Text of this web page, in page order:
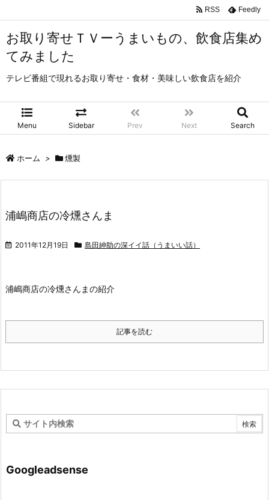
お取り寄せＴＶーうまいもの、飲食店集め
てみました
テレビ番組で現れるお取り寄せ・食材・美味しい飲食店を紹介
Menu Sidebar Prev Next Search
RSS Feedly
ホーム > 燻製
浦嶋商店の冷燻さんま
2011年12月19日 島田紳助の深イイ話（うまいい話）
浦嶋商店の冷燻さんまの紹介
記事を読む
Googleadsense